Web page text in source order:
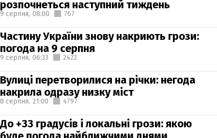
розпочнеться наступний тиждень
9 серпня, 08:00 767
Частину України знову накриють грози:
погода на 9 серпня
9 серпня, 06:33 2422
Вулиці перетворилися на річки: негода
накрила одразу низку міст
8 серпня, 21:00 4797
До +33 градусів і локальні грози: якою